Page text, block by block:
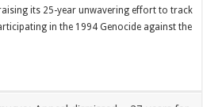
its 25-year unwavering effort to track
in the 1994 Genocide against the